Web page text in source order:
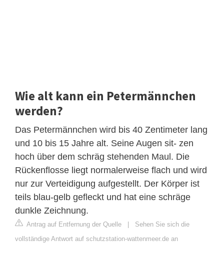
Wie alt kann ein Petermännchen
werden?
Das Petermännchen wird bis 40 Zentimeter lang
und 10 bis 15 Jahre alt. Seine Augen sit- zen
hoch über dem schräg stehenden Maul. Die
Rückenflosse liegt normalerweise flach und wird
nur zur Verteidigung aufgestellt. Der Körper ist
teils blau-gelb gefleckt und hat eine schräge
dunkle Zeichnung.
Antrag auf Entfernung der Quelle | Sehen Sie sich die
vollständige Antwort auf schutzstation-wattenmeer.de an